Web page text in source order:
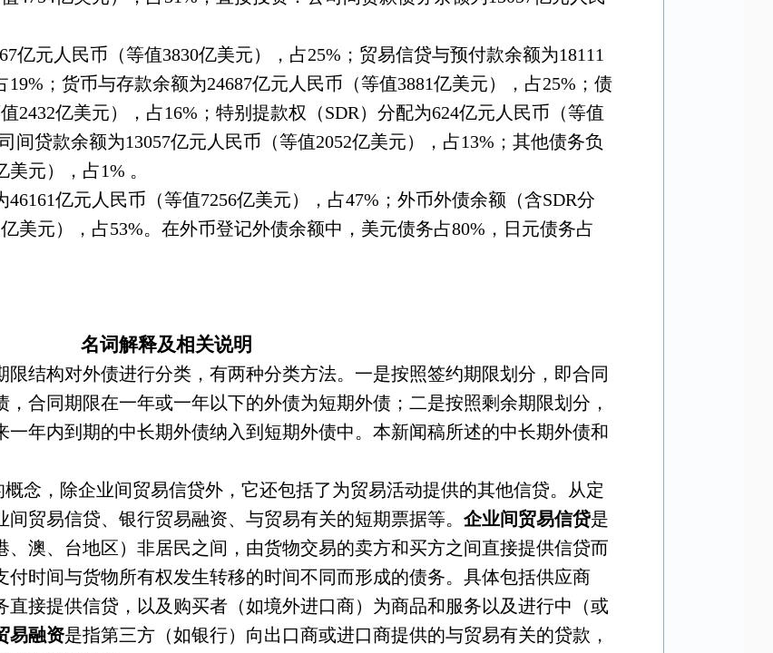
亿元人民币（等值3830亿美元），占25% ； 贸易信贷与预付款余额为18111
19% ； 货币与存款余额为24687亿元人民币（等值3881亿美元），占25% ；债
2432亿美元），占16% ； 特别提款权（SDR）分配为624亿元人民币（等值
间贷款余额为13057亿元人民币（等值2052亿美元），占13% ；其他债务负
美元），占1% 。
46161亿元人民币（等值7256亿美元），占47% ；外币外债余额（含SDR分
亿美元），占53%。在外币登记外债余额中，美元债务占80% ，日元债务占
名词解释及相关说明
限结构对外债进行分类，有两种分类方法。一是按照签约期限划分，即合同
合同期限在一年或一年以下的外债为短期外债；二是按照剩余期限划分，
年内到期的中长期外债纳入到短期外债中。本新闻稿所述的中长期外债和
念，除企业间贸易信贷外，它还包括了为贸易活动提供的其他信贷。从定
贸易信贷、银行贸易融资、与贸易有关的短期票据等。 企业间贸易信贷是
澳、台地区）非居民之间，由货物交易的卖方和买方之间直接提供信贷而
付时间与货物所有权发生转移的时间不同而形成的债务。具体包括供应商
直接提供信贷，以及购买者（如境外进口商）为商品和服务以及进行中（或
易融资是指第三方（如银行）向出口商或进口商提供的与贸易有关的贷款，